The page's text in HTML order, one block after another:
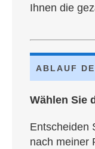
Ihnen die
ABLAUF
Wäh­len Sie
Ent­schei­den
nach mei­ner